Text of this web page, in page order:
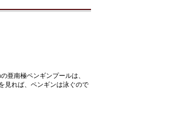
亜南極ペンギンプールは、
見れば、ペンギンは泳ぐので